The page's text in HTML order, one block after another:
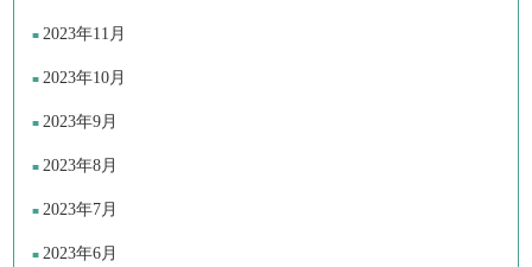
2023年11月
2023年10月
2023年9月
2023年8月
2023年7月
2023年6月